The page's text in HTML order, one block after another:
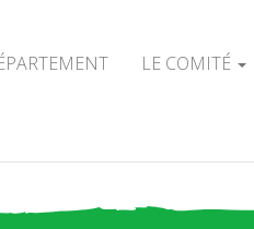
LE COMITÉ